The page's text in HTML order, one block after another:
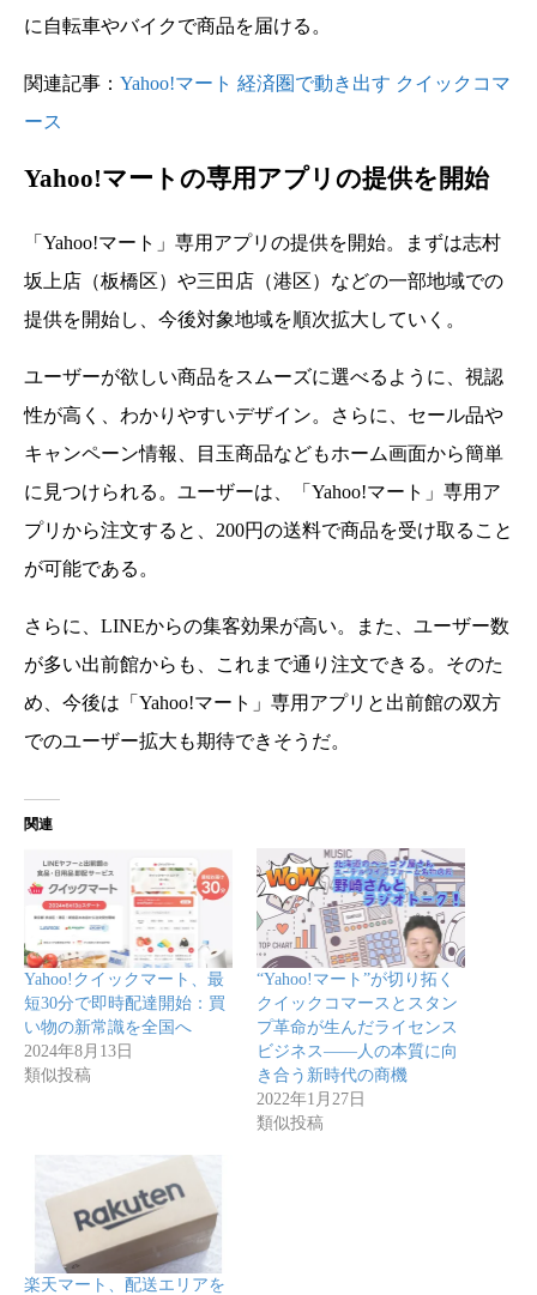
に自転車やバイクで商品を届ける。
関連記事： Yahoo!マート 経済圏で動き出す クイックコマ
ース
Yahoo!マートの専用アプリの提供を開始
「Yahoo!マート」 専用アプリの提供を開始。まずは志村
坂上店（板橋区） や三田店（港区）などの一部地域での
提供を開始し、 今後対象地域を順次拡大していく。
ユーザーが欲しい商品をスムーズに選べるように、視認
性が高く、 わかりやすいデザイン。さらに、 セール品や
キャンペーン情報、
目玉商品などもホーム画面から簡単
に見つけられる。 ユーザーは、「Yahoo!マート」専用ア
プリから注文すると、 200円の送料で商品を受け取ること
が可能である。
さらに、LINEからの集客効果が高い。また、ユーザー数
が多い出前館からも、これまで通り注文できる。そのた
め、 今後は「Yahoo!マート」 専用アプリと出前館の双方
でのユーザー拡大も期待できそうだ。
関連
Yahoo!クイックマート、最
短30分で即時配達開始：買
い物の新常識を全国へ
2024年8月13日
類似投稿
“Yahoo!マート”が切り拓く
クイックコマースとスタン
プ革命が生んだライセンス
ビジネス――人の本質に向
き合う新時代の商機
2022年1月27日
類似投稿
楽天マート、配送エリアを